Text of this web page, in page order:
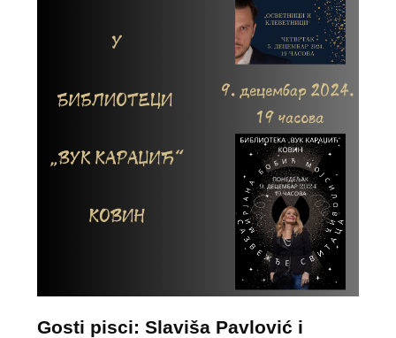
Gosti pisci: Slaviša Pavlović i